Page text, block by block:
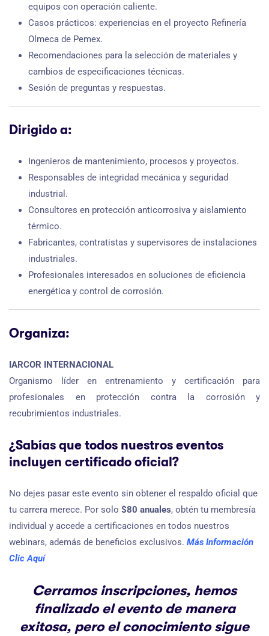
equipos con operación caliente.
Casos prácticos: experiencias en el proyecto Refinería
Olmeca de Pemex.
Recomendaciones para la selección de materiales y
cambios de especificaciones técnicas.
Sesión de preguntas y respuestas.
Dirigido a:
Ingenieros de mantenimiento, procesos y proyectos.
Responsables de integridad mecánica y seguridad
industrial.
Consultores en protección anticorrosiva y aislamiento
térmico.
Fabricantes, contratistas y supervisores de instalaciones
industriales.
Profesionales interesados en soluciones de eficiencia
energética y control de corrosión.
Organiza:
IARCOR INTERNACIONAL
Organismo líder en entrenamiento y certificación para
profesionales en protección contra la corrosión y
recubrimientos industriales.
¿Sabías que todos nuestros eventos
incluyen certificado oficial?
No dejes pasar este evento sin obtener el respaldo oficial que
tu carrera merece. Por solo $80 anuales, obtén tu membresía
individual y accede a certificaciones en todos nuestros
webinars, además de beneficios exclusivos. Más Información
Clic Aquí
Cerramos inscripciones, hemos
finalizado el evento de manera
exitosa, pero el conocimiento sigue